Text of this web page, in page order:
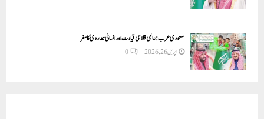
سعودی عرب: عالمی فلاحی قیادت اور انسانی ہمدردی کا سفر
اپریل 26, 2026 0